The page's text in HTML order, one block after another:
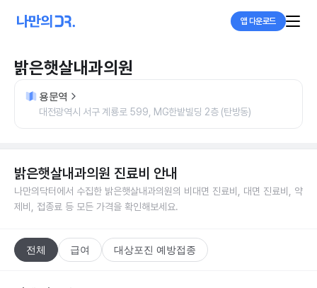
앱 다운로드
밝은햇살내과의원
용문역
대전광역시 서구 계룡로 599, MG한밭빌딩 2층 (탄방동)
밝은햇살내과의원 진료비 안내
나만의닥터에서 수집한 밝은햇살내과의원의 비대면 진료비, 대면 진료비, 약
제비, 접종료 등 모든 가격을 확인해보세요.
전체 급여 대상포진 예방접종